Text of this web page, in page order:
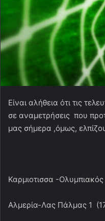
Είναι αλήθεια ότι τις
σε αναμετρήσεις που
μας σήμερα ,όμως,
Καρμιοτισσα -
Αλμερία-Λας Πάλμας 1